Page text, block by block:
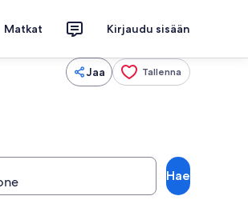
Matkat Kirjaudu sisään
Jaa Tallenna
Hae